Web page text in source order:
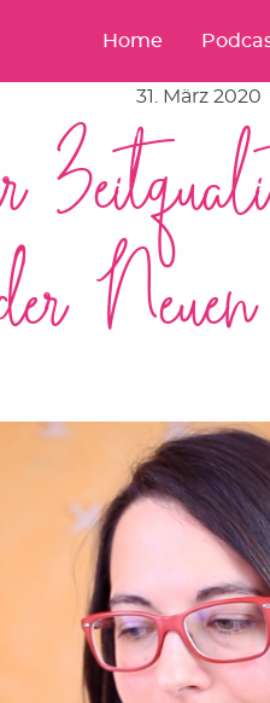
Home
31. März 2020